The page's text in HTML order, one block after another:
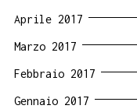
Aprile 2017
Marzo 2017
Febbraio 2017
Gennaio 2017